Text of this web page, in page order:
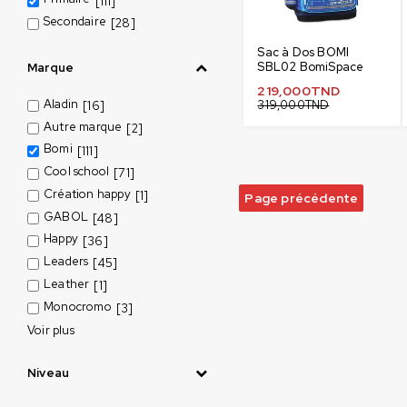
Secondaire [28]
Marque
Aladin [16]
Autre marque [2]
Bomi [111]
Cool school [71]
Création happy [1]
GABOL [48]
Happy [36]
Leaders [45]
Leather [1]
Monocromo [3]
Voir plus
Niveau
Sac à Dos BOMI
SBL02 BomiSpace
319,000TND
219,000TND
Page précédente